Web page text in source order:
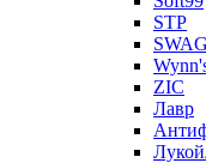
STP
SWAG
ZIC
Лавр